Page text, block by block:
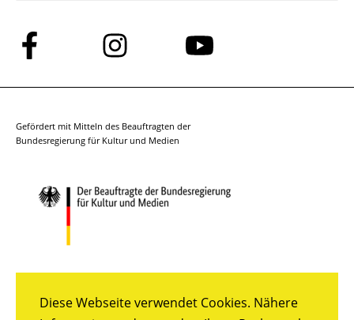
Diese Webseite verwendet Cookies. Nähere
Folge
uns
auf
Folge
uns
auf
Folge
auf
Gefördert mit Mitteln des Beauftragten der
Bundesregierung für Kultur und Medien